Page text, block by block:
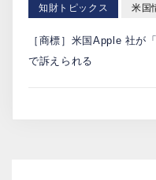
知財トピックス 米国
［商標］米国Apple 社が
で訴えられる